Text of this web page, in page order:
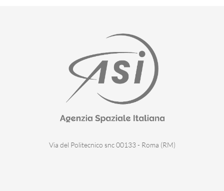
Via del Politecnico snc 00133 - Roma (RM)